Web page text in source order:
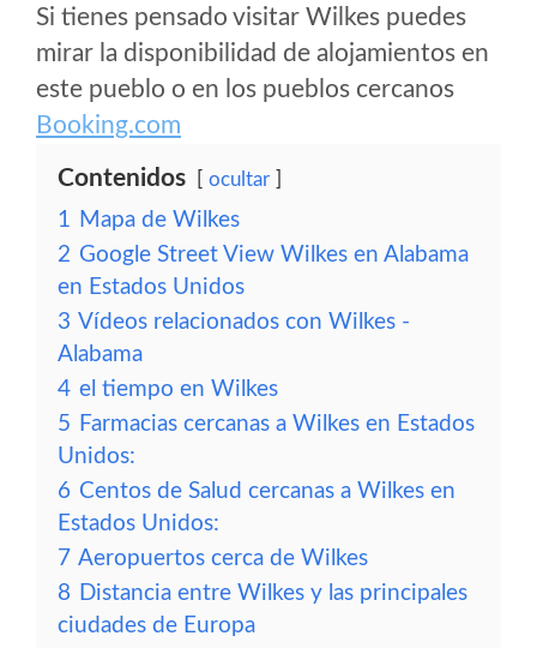
Si tienes pensado visitar Wilkes puedes
mirar la disponibilidad de alojamientos en
este pueblo o en los pueblos cercanos
Booking.com
Contenidos ocultar
1 Mapa de Wilkes
2 Google Street View Wilkes en Alabama
en Estados Unidos
3 Vídeos relacionados con Wilkes -
Alabama
4 el tiempo en Wilkes
5 Farmacias cercanas a Wilkes en Estados
Unidos:
6 Centos de Salud cercanas a Wilkes en
Estados Unidos:
7 Aeropuertos cerca de Wilkes
8 Distancia entre Wilkes y las principales
ciudades de Europa